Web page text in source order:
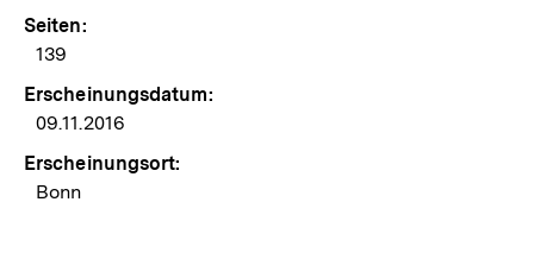
Seiten:
139
Erscheinungsdatum:
09.11.2016
Erscheinungsort:
Bonn